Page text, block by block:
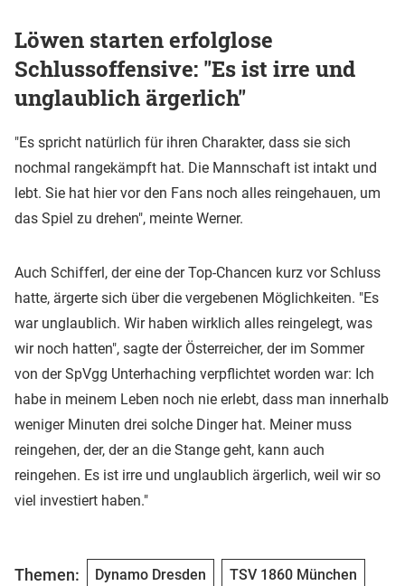
Löwen starten erfolglose
Schlussoffensive: "Es ist irre und
unglaublich ärgerlich"
"Es spricht natürlich für ihren Charakter, dass sie sich
nochmal rangekämpft hat. Die Mannschaft ist intakt und
lebt. Sie hat hier vor den Fans noch alles reingehauen, um
das Spiel zu drehen", meinte Werner.
Auch Schifferl, der eine der Top-Chancen kurz vor Schluss
hatte, ärgerte sich über die vergebenen Möglichkeiten. "Es
war unglaublich. Wir haben wirklich alles reingelegt, was
wir noch hatten", sagte der Österreicher, der im Sommer
von der SpVgg Unterhaching verpflichtet worden war: Ich
habe in meinem Leben noch nie erlebt, dass man innerhalb
weniger Minuten drei solche Dinger hat. Meiner muss
reingehen, der, der an die Stange geht, kann auch
reingehen. Es ist irre und unglaublich ärgerlich, weil wir so
viel investiert haben."
Themen: Dynamo Dresden TSV 1860 München